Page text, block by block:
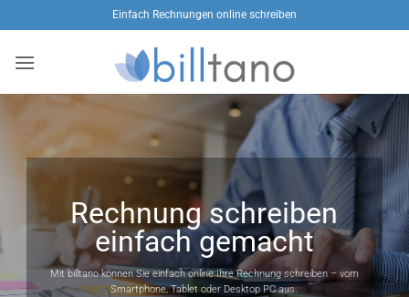
Inhalt
springen
Einfach Rechnungen online schreiben
Rechnung schreiben
einfach gemacht
Mit billtano können Sie einfach online Ihre Rechnung schreiben – vom
Smartphone, Tablet oder Desktop PC aus.